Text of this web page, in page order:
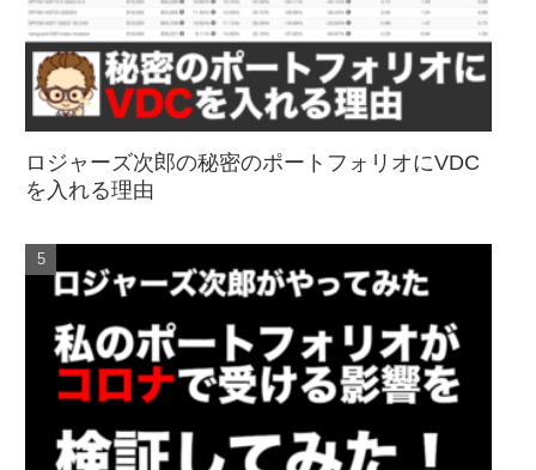
ロジャーズ次郎の秘密のポートフォリオにVDC
を入れる理由